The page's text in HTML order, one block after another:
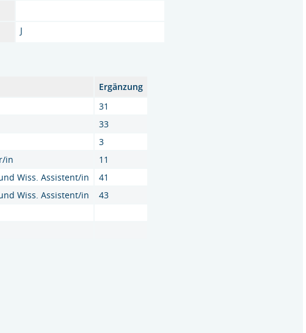
J
Ergänzung
31
33
3
in
11
Wiss. Assistent/in
41
Wiss. Assistent/in
43